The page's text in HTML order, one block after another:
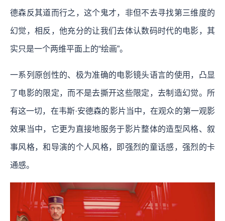
德森反其道而行之，这个鬼才，非但不去寻找第三维度的
幻觉，相反，他充分的让我们去体认数码时代的电影，其
实只是一个两维平面上的“绘画”。
一系列原创性的、极为准确的电影镜头语言的使用，凸显
了电影的限定，而不是去撕开这些限定，去制造幻觉。所
有这一切，在韦斯·安德森的影片当中，在观众的第一观影
效果当中，它更为直接地服务于影片整体的造型风格、叙
事风格，和导演的个人风格，即强烈的童话感，强烈的卡
通感。